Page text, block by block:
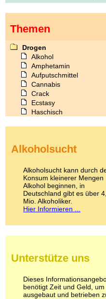
Themen
Drogen
Alkohol
Amphetamin
Aufputschmittel
Cannabis
Crack
Ecstasy
Haschisch
Kokain
LSD
Marihuana
Medikamente
Meskalin
Metamphetamin
Methadon
Pilze
Psychopharmaka
Schlafmittel
Schmerzmittel
Alkoholsucht
Alkoholsucht kann durch
Konsum kleinerer Mengen
Alkohol beginnen, in
Deutschland gibt es über
Mio. Alkoholiker.
Hier Informieren ...
Unterstütze uns
Dieses
benötigt Zeit und Geld, um
ausgebaut und betrieben